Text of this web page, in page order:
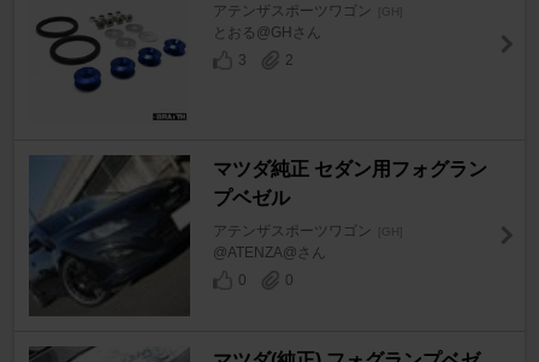
アテンザスポーツワゴン [GH]
とおる@GHさん
3
2
マツダ純正 セダン用フォグラン
プベゼル
アテンザスポーツワゴン [GH]
@ATENZA@さん
0
0